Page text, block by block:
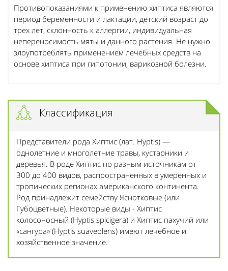
Противопоказаниями к применению хиптиса являются
период беременности и лактации, детский возраст до
трех лет, склонность к аллергии, индивидуальная
непереносимость мяты и данного растения. Не нужно
злоупотреблять применением лечебных средств на
основе хиптиса при гипотонии, варикозной болезни.
Классификация
Представители рода Хиптис (лат. Hyptis) —
однолетние и многолетние травы, кустарники и
деревья. В роде Хиптис по разным источникам от
300 до 400 видов, распространенных в умеренных и
тропических регионах американского континента.
Род принадлежит семейству Яснотковые (или
Губоцветные). Некоторые виды - Хиптис
колосоносный (Hyptis spicigera) и Хиптис пахучий или
«сангура» (Hyptis suaveolens) имеют лечебное и
хозяйственное значение.